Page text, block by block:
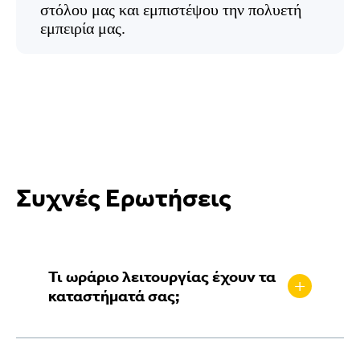
στόλου μας και εμπιστέψου την πολυετή
εμπειρία μας.
Συχνές Ερωτήσεις
Τι ωράριο λειτουργίας έχουν τα
καταστήματά σας;
+